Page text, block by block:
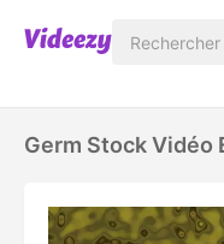
Germ Stock Vidéo